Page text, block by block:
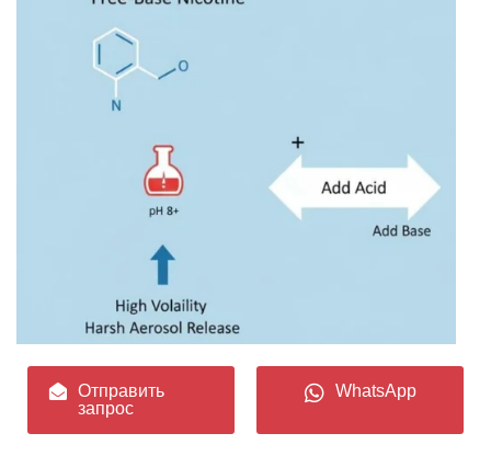
Отправить
запрос
WhatsApp